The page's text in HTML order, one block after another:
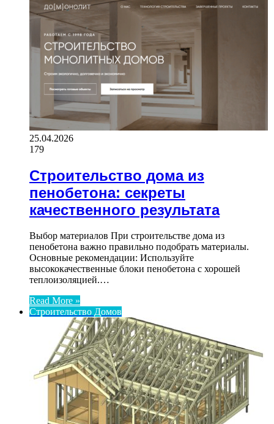
25.04.2026
179
Строительство дома из
пенобетона: секреты
качественного результата
Выбор материалов При строительстве дома из
пенобетона важно правильно подобрать материалы.
Основные рекомендации: Используйте
высококачественные блоки пенобетона с хорошей
теплоизоляцией.…
Read More »
Строительство Домов